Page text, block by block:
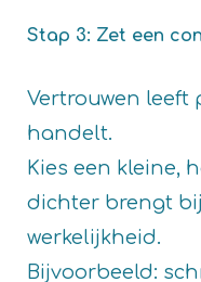
Stap 3: Zet een
Vertrouwen leeft
handelt.
Kies een kleine,
dichter brengt
werkelijkheid.
Bijvoorbeeld: